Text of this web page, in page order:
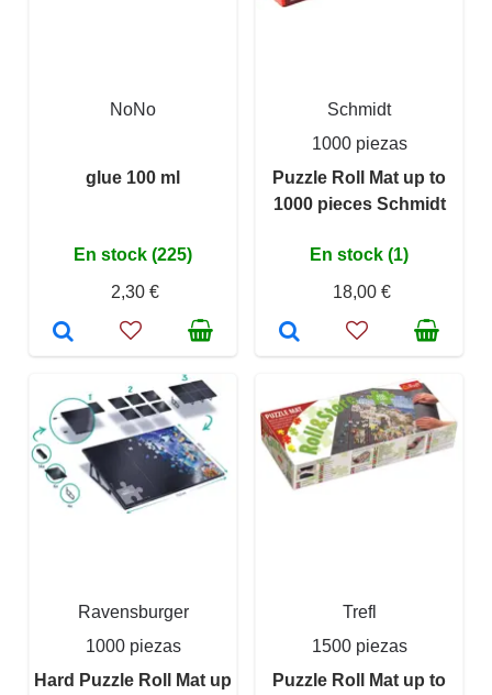
NoNo
glue 100 ml
En stock (225)
2,30 €
Schmidt
1000 piezas
Puzzle Roll Mat up to
1000 pieces Schmidt
En stock (1)
18,00 €
Ravensburger
1000 piezas
Hard Puzzle Roll Mat up
Trefl
1500 piezas
Puzzle Roll Mat up to